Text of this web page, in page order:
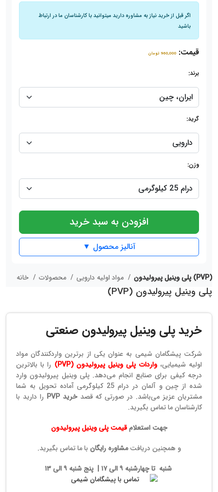
اگر قبل از خرید نیاز به مشاوره دارید میتوانید با کارشناسان ما در ارتباط
باشید
قیمت: 960,000 تومان
برند:
گرید:
وزن:
افزودن به سبد خرید
آنالیز محصول ▼
پلی وینیل پیرولیدون (PVP)
پلی وینیل پیرولیدون (PVP)
خرید پلی وینیل پیرولیدون صنعتی
شرکت پیشگامان شیمی به عنوان یکی از برترین واردکنندگان مواد
اولیه شیمیایی، واردات پلی وینیل پیرولیدون (PVP)
را با بالاترین
درجه کیفی برای صنایع انجام می‌دهد. پلی وینیل پیرولیدون وارد
شده از چین و آلمان در درام 25 کیلوگرمی آماده تحویل به شما
مشتریان عزیز می‌باشد. در صورتی که قصدخرید PVP
را دارید با
کارشناسان ما تماس بگیرید.
جهت استعلامقیمت پلی وینیل پیرولیدون
و همچنین دریافتمشاوره رایگان با ما تماس بگیرید.
شنبه تا چهارشنبه ۹ الی ۱۷ | پنج شنبه ۹ الی ۱۳